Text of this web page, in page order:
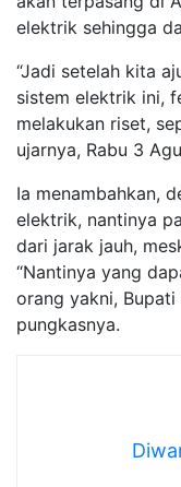
elektrik sehingga
“Jadi setelah kita
sistem elektrik ini,
melakukan riset,
ujarnya, Rabu 3
Ia menambahkan,
elektrik, nantinya
dari jarak jauh,
“Nantinya yang
orang yakni, Bupati
pungkasnya.